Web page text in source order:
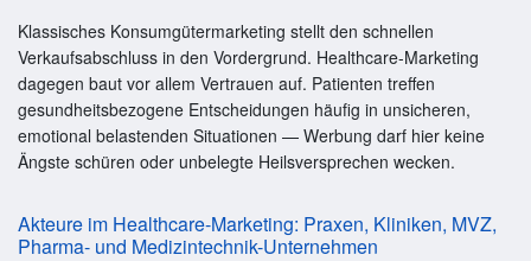
Klassisches Konsumgütermarketing stellt den schnellen
Verkaufsabschluss in den Vordergrund. Healthcare-Marketing
dagegen baut vor allem Vertrauen auf. Patienten treffen
gesundheitsbezogene Entscheidungen häufig in unsicheren,
emotional belastenden Situationen — Werbung darf hier keine
Ängste schüren oder unbelegte Heilsversprechen wecken.
Akteure im Healthcare-Marketing: Praxen, Kliniken, MVZ,
Pharma- und Medizintechnik-Unternehmen